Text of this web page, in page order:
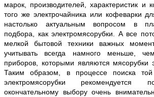
марок, производителей, характеристик и
того же электрочайника или кофеварки
настолько актуальным вопросом в
подбора, как электромясорубки. А все
мелкой бытовой техники важных
учитывать всегда намного меньше,
приборов, которыми являются мясорубки
Таким образом, в процессе поиска
электромясорубки
окончательному выбору очень